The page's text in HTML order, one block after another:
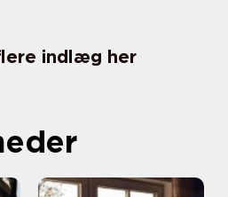
indlæg her